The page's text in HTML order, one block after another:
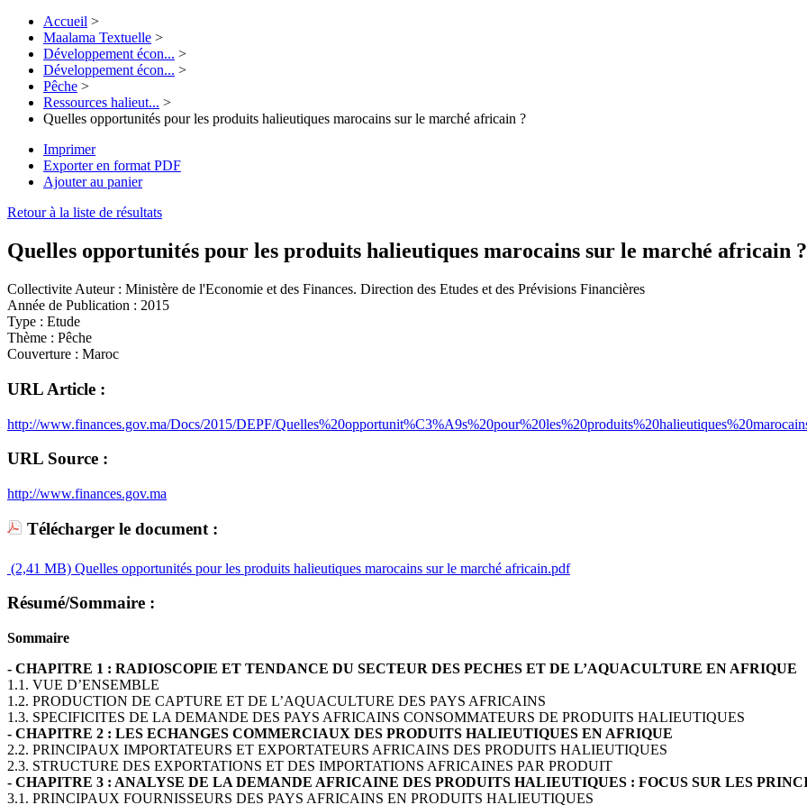
Accueil >
Maalama Textuelle >
Développement écon... >
Développement écon... >
Pêche >
Ressources halieut... >
Quelles opportunités pour les produits halieutiques marocains sur le marché africain ?
Imprimer
Exporter en format PDF
Ajouter au panier
Retour à la liste de résultats
Quelles opportunités pour les produits halieutiques marocains sur le marché africain ?
Collectivite Auteur : Ministère de l'Economie et des Finances. Direction des Etudes et des Prévisions Financières
Année de Publication : 2015
Type : Etude
Thème : Pêche
Couverture : Maroc
URL Article :
http://www.finances.gov.ma/Docs/2015/DEPF/
URL Source :
http://www.finances.gov.ma
Télécharger le document :
(2,41 MB) Quelles opportunités pour les produits halieutiques marocains sur le marché africain.pdf
Résumé/Sommaire :
Sommaire
- CHAPITRE 1 : RADIOSCOPIE ET TENDANCE DU SECTEUR DES PECHES ET DE L’AQUACULTURE EN AFRIQUE
1.1. VUE D’ENSEMBLE
1.2. PRODUCTION DE CAPTURE ET DE L’AQUACULTURE DES PAYS AFRICAINS
1.3. SPECIFICITES DE LA DEMANDE DES PAYS AFRICAINS CONSOMMATEURS DE PRODUITS HALIEUTIQUES
- CHAPITRE 2 : LES ECHANGES COMMERCIAUX DES PRODUITS HALIEUTIQUES EN AFRIQUE
2.2. PRINCIPAUX IMPORTATEURS ET EXPORTATEURS AFRICAINS DES PRODUITS HALIEUTIQUES
2.3. STRUCTURE DES EXPORTATIONS ET DES IMPORTATIONS AFRICAINES PAR PRODUIT
- CHAPITRE 3 : ANALYSE DE LA DEMANDE AFRICAINE DES PRODUITS HALIEUTIQUES : FOCUS SUR LES
3.1. PRINCIPAUX FOURNISSEURS DES PAYS AFRICAINS EN PRODUITS HALIEUTIQUES